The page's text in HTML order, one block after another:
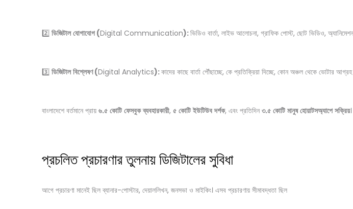
2️⃣ ডিজিটাল যোগাযোগ(Digital Communication):ভিডিও বার্তা, লাইভ আলোচনা, গ্রাফিক পোস্ট, ছোট ভিডিও,
3️⃣ ডিজিটাল বিশ্লেষণ(Digital Analytics):কাদের কাছে বার্তা পৌঁছাচ্ছে, কে প্রতিক্রিয়া দিচ্ছে, কোন অঞ্চল থেকে ভোটার
বাংলাদেশে বর্তমানে প্রায় ৬.৫ কোটি ফেসবুক ব্যবহারকারী, ৫ কোটি ইউটিউব দর্শক, এবং প্রতিদিন ৩.৫ কোটি মানুষ হোয়াটসঅ্যাপে সক্রিয়
প্রচলিত প্রচারণার তুলনায় ডিজিটালের সুবিধা
আগে প্রচারণা মানেই ছিল ব্যানার-পোস্টার, দেয়াললিখন, জনসভা ও মাইকিং। এসব প্রচারণায় সীমাবদ্ধতা ছিল